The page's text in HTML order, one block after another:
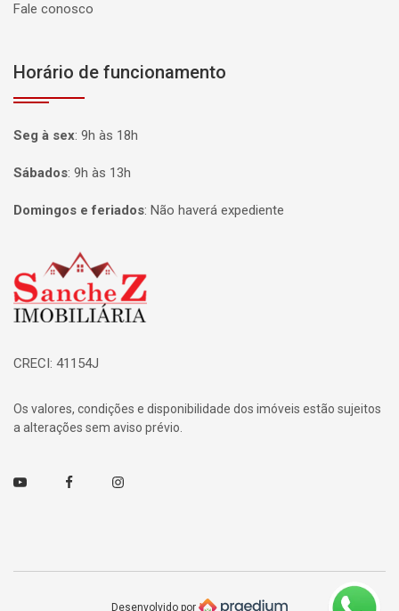
Fale conosco
Horário de funcionamento
Seg à sex: 9h às 18h
Sábados: 9h às 13h
Domingos e feriados: Não haverá expediente
Página inicial
CRECI: 41154J
Os valores, condições e disponibilidade dos imóveis estão sujeitos
a alterações sem aviso prévio.
Youtube FacebookInstagram
Desenvolvido por